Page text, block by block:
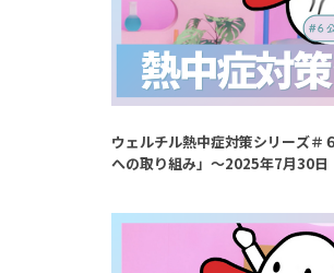
ウェルチル熱中症対策シリーズ
への取り組み」～2025年7月30日